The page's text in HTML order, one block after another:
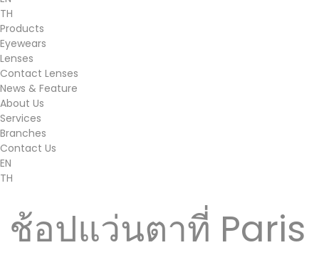
TH
Products
Eyewears
Lenses
Contact Lenses
News & Feature
About Us
Services
Branches
Contact Us
EN
TH
ช้อปแว่นตาที่ Paris